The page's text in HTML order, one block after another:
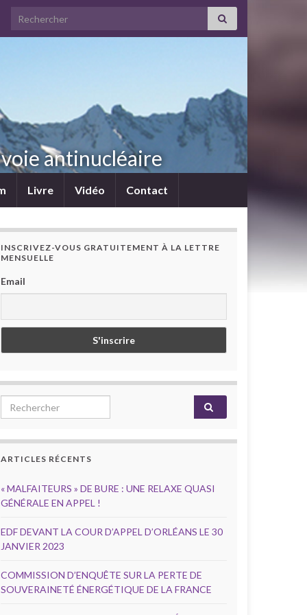
Search for:
antinucléaire
Livre Vidéo Contact
INSCRIVEZ-VOUS GRATUITEMENT À LA LETTRE
MENSUELLE
Email
Search for:
ARTICLES RÉCENTS
« MALFAITEURS » DE BURE : UNE RELAXE QUASI
GÉNÉRALE EN APPEL !
EDF DEVANT LA COUR D’APPEL D’ORLÉANS LE 30
JANVIER 2023
COMMISSION D’ENQUÊTE SUR LA PERTE DE
SOUVERAINETÉ ÉNERGÉTIQUE DE LA FRANCE